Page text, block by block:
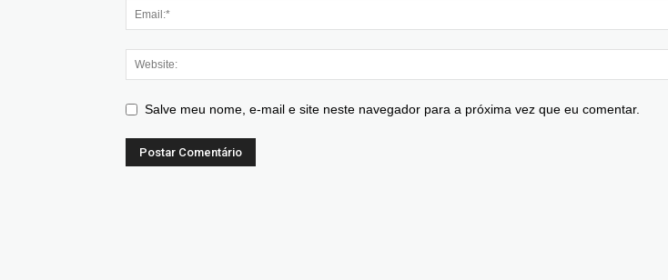
Salve meu nome, e-mail e site neste navegador para a próxima vez que eu comentar.